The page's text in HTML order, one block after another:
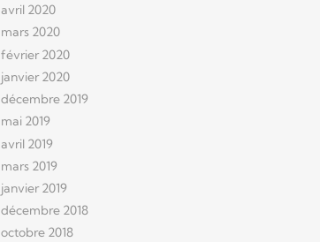
avril 2020
mars 2020
février 2020
janvier 2020
décembre 2019
mai 2019
avril 2019
mars 2019
janvier 2019
décembre 2018
octobre 2018